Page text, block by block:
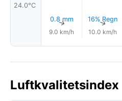
24.0°C
0.8 mm
↑
9.0 km/h
16% Regn
↑
10.0 km/h